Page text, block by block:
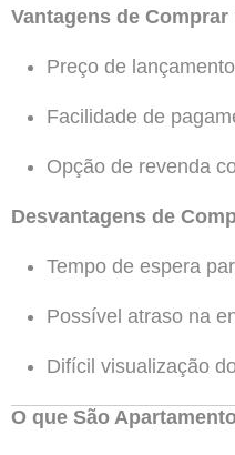
Vantagens de Comprar
Preço de
Facilidade de
Opção de revenda
Desvantagens de
Tempo de espera
Possível atraso na
Difícil visualização
O que São